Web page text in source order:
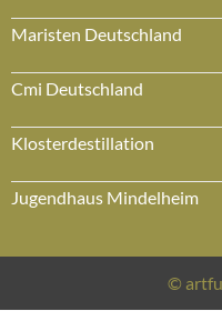
Maristen Deutschland
Cmi Deutschland
Klosterdestillation
Jugendhaus Mindelheim
©